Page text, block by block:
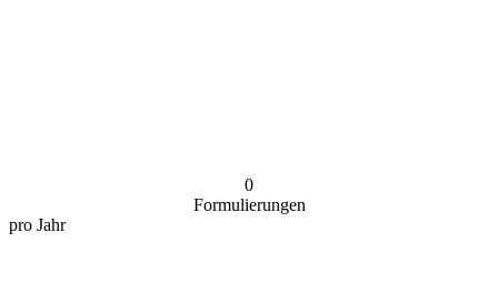
0
Formulierungen
pro Jahr